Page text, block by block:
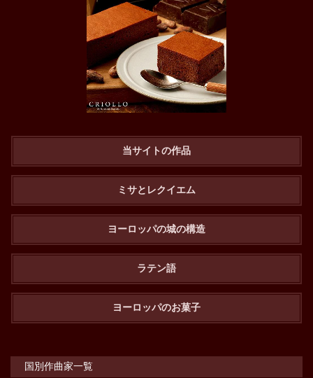
当サイトの作品
ミサとレクイエム
ヨーロッパの城の構造
ラテン語
ヨーロッパのお菓子
国別作曲家一覧